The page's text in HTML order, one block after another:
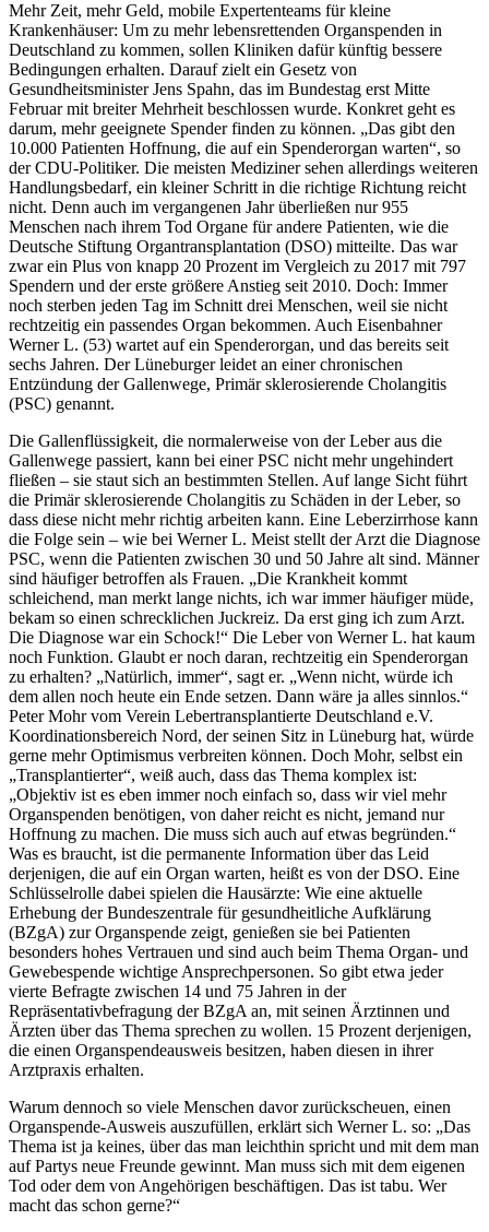
Mehr Zeit, mehr Geld, mobile Expertenteams für kleine
Krankenhäuser: Um zu mehr lebensrettenden Organspenden in
Deutschland zu kommen, sollen Kliniken dafür künftig bessere
Bedingungen erhalten. Darauf zielt ein Gesetz von
Gesundheitsminister Jens Spahn, das im Bundestag erst Mitte
Februar mit breiter Mehrheit beschlossen wurde. Konkret geht es
darum, mehr geeignete Spender finden zu können. „Das gibt den
10.000 Patienten Hoffnung, die auf ein Spenderorgan warten“, so
der CDU-Politiker. Die meisten Mediziner sehen allerdings weiteren
Handlungsbedarf, ein kleiner Schritt in die richtige Richtung reicht
nicht. Denn auch im vergangenen Jahr überließen nur 955
Menschen nach ihrem Tod Organe für andere Patienten, wie die
Deutsche Stiftung Organtransplantation (DSO) mitteilte. Das war
zwar ein Plus von knapp 20 Prozent im Vergleich zu 2017 mit 797
Spendern und der erste größere Anstieg seit 2010. Doch: Immer
noch sterben jeden Tag im Schnitt drei Menschen, weil sie nicht
rechtzeitig ein passendes Organ bekommen. Auch Eisenbahner
Werner L. (53) wartet auf ein Spenderorgan, und das bereits seit
sechs Jahren. Der Lüneburger leidet an einer chronischen
Entzündung der Gallenwege, Primär sklerosierende Cholangitis
(PSC) genannt.
Die Gallenflüssigkeit, die normalerweise von der Leber aus die
Gallenwege passiert, kann bei einer PSC nicht mehr ungehindert
fließen – sie staut sich an bestimmten Stellen. Auf lange Sicht führt
die Primär sklerosierende Cholangitis zu Schäden in der Leber, so
dass diese nicht mehr richtig arbeiten kann. Eine Leberzirrhose kann
die Folge sein – wie bei Werner L. Meist stellt der Arzt die Diagnose
PSC, wenn die Patienten zwischen 30 und 50 Jahre alt sind. Männer
sind häufiger betroffen als Frauen. „Die Krankheit kommt
schleichend, man merkt lange nichts, ich war immer häufiger müde,
bekam so einen schrecklichen Juckreiz. Da erst ging ich zum Arzt.
Die Diagnose war ein Schock!“ Die Leber von Werner L. hat kaum
noch Funktion. Glaubt er noch daran, rechtzeitig ein Spenderorgan
zu erhalten? „Natürlich, immer“, sagt er. „Wenn nicht, würde ich
dem allen noch heute ein Ende setzen. Dann wäre ja alles sinnlos.“
Peter Mohr vom Verein Lebertransplantierte Deutschland e.V.
Koordinationsbereich Nord, der seinen Sitz in Lüneburg hat, würde
gerne mehr Optimismus verbreiten können. Doch Mohr, selbst ein
„Transplantierter“, weiß auch, dass das Thema komplex ist:
„Objektiv ist es eben immer noch einfach so, dass wir viel mehr
Organspenden benötigen, von daher reicht es nicht, jemand nur
Hoffnung zu machen. Die muss sich auch auf etwas begründen.“
Was es braucht, ist die permanente Information über das Leid
derjenigen, die auf ein Organ warten, heißt es von der DSO. Eine
Schlüsselrolle dabei spielen die Hausärzte: Wie eine aktuelle
Erhebung der Bundeszentrale für gesundheitliche Aufklärung
(BZgA) zur Organspende zeigt, genießen sie bei Patienten
besonders hohes Vertrauen und sind auch beim Thema Organ- und
Gewebespende wichtige Ansprechpersonen. So gibt etwa jeder
vierte Befragte zwischen 14 und 75 Jahren in der
Repräsentativbefragung der BZgA an, mit seinen Ärztinnen und
Ärzten über das Thema sprechen zu wollen. 15 Prozent derjenigen,
die einen Organspendeausweis besitzen, haben diesen in ihrer
Arztpraxis erhalten.
Warum dennoch so viele Menschen davor zurückscheuen, einen
Organspende-Ausweis auszufüllen, erklärt sich Werner L. so: „Das
Thema ist ja keines, über das man leichthin spricht und mit dem man
auf Partys neue Freunde gewinnt. Man muss sich mit dem eigenen
Tod oder dem von Angehörigen beschäftigen. Das ist tabu. Wer
macht das schon gerne?“